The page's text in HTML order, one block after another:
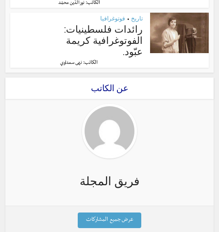
الكاتب:نور الدّين محمّد
تاريخ • فوتوغرافيا
رائدات فلسطينيات:
الفوتوغرافية كريمة
عبّود.
الكاتب: نهى سعداوي
عن الكاتب
فريق المجلة
عرض جميع المشاركات